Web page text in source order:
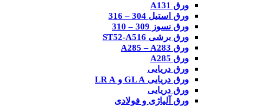
ورق A131
ورق استیل 304 – 316
ورق نسوز 309 – 310
ورق برشی ST52-A516
ورق A285 – A283
ورق A285
ورق دریایی
ورق دریایی GL A و LR A
ورق دریایی
ورق آلیاژی و فولادی